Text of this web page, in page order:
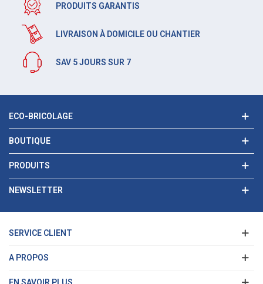
PRODUITS GARANTIS
LIVRAISON À DOMICILE OU CHANTIER
SAV 5 JOURS SUR 7
ECO-BRICOLAGE
BOUTIQUE
PRODUITS
NEWSLETTER
SERVICE CLIENT
A PROPOS
EN SAVOIR PLUS